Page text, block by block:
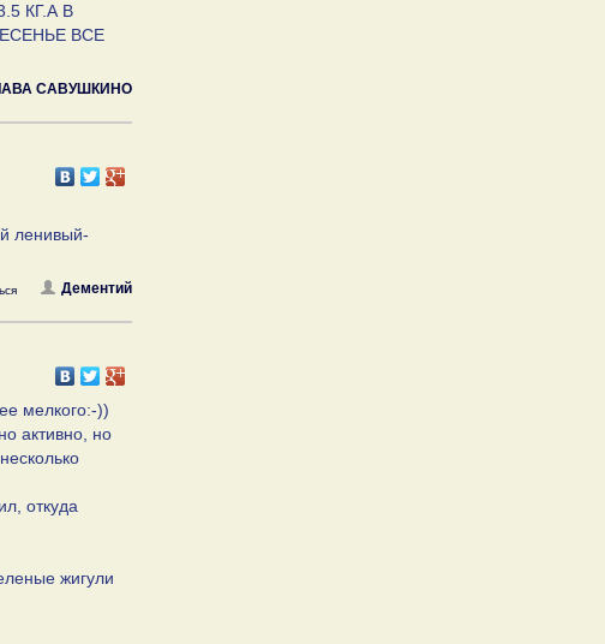
КГ.А В
ВСЕ
САВУШКИНО
ленивый-
Дементий
мелкого:-))
активно, но
откуда
жигули